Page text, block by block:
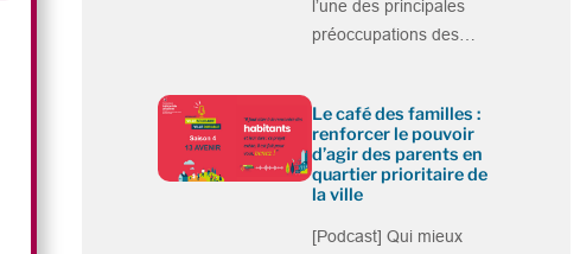
l’une des principales
préoccupations des…
Le café des familles :
renforcer le pouvoir
d’agir des parents en
quartier prioritaire de
la ville
[Podcast] Qui mieux